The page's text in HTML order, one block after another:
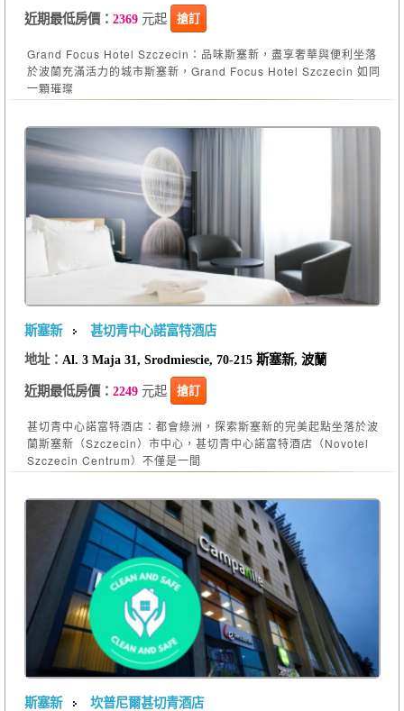
近期最低房價： 2369元起 搶訂
Grand Focus Hotel Szczecin：品味斯塞新，盡享奢華與便利坐落
於波蘭充滿活力的城市斯塞新，Grand Focus Hotel Szczecin 如同
一顆璀璨
斯塞新
甚切青中心諾富特酒店
地址： Al. 3 Maja 31, Srodmiescie, 70-215 斯塞新, 波蘭
近期最低房價： 2249元起 搶訂
甚切青中心諾富特酒店：都會綠洲，探索斯塞新的完美起點坐落於波
蘭斯塞新（Szczecin）市中心，甚切青中心諾富特酒店（Novotel
Szczecin Centrum）不僅是一間
斯塞新 坎普尼爾甚切青酒店